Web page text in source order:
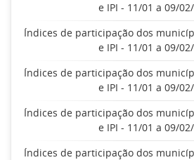
e IPI - 11/01 a 09/
Índices de participação dos
e IPI - 11/01 a 09/
Índices de participação dos
e IPI - 11/01 a 09/
Índices de participação dos
e IPI - 11/01 a 09/
Índices de participação dos